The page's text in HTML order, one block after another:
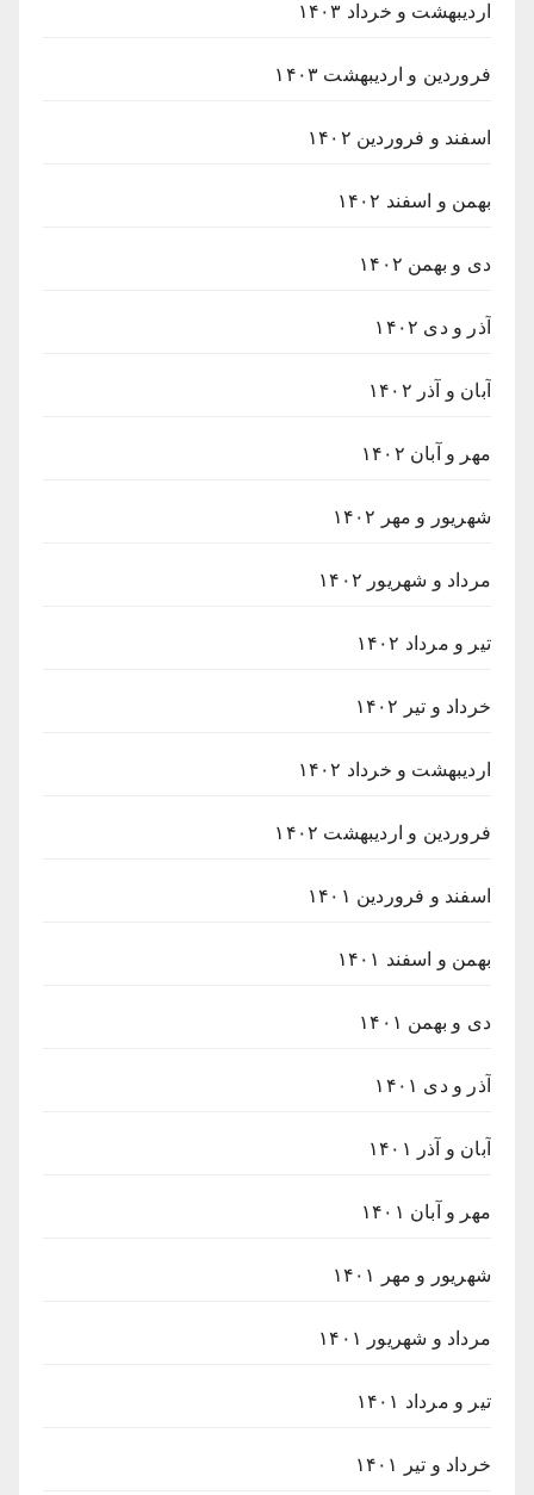
اردیبهشت و خرداد ۱۴۰۳
فروردین و اردیبهشت ۱۴۰۳
اسفند و فروردین ۱۴۰۲
بهمن و اسفند ۱۴۰۲
دی و بهمن ۱۴۰۲
آذر و دی ۱۴۰۲
آبان و آذر ۱۴۰۲
مهر و آبان ۱۴۰۲
شهریور و مهر ۱۴۰۲
مرداد و شهریور ۱۴۰۲
تیر و مرداد ۱۴۰۲
خرداد و تیر ۱۴۰۲
اردیبهشت و خرداد ۱۴۰۲
فروردین و اردیبهشت ۱۴۰۲
اسفند و فروردین ۱۴۰۱
بهمن و اسفند ۱۴۰۱
دی و بهمن ۱۴۰۱
آذر و دی ۱۴۰۱
آبان و آذر ۱۴۰۱
مهر و آبان ۱۴۰۱
شهریور و مهر ۱۴۰۱
مرداد و شهریور ۱۴۰۱
تیر و مرداد ۱۴۰۱
خرداد و تیر ۱۴۰۱